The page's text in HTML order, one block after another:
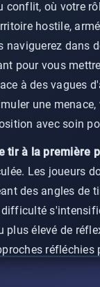
où votre
hostile,
dans
pour vous
à des vagues
une
avec soin
tir à la première
Les joueurs
des angles de
élevé de